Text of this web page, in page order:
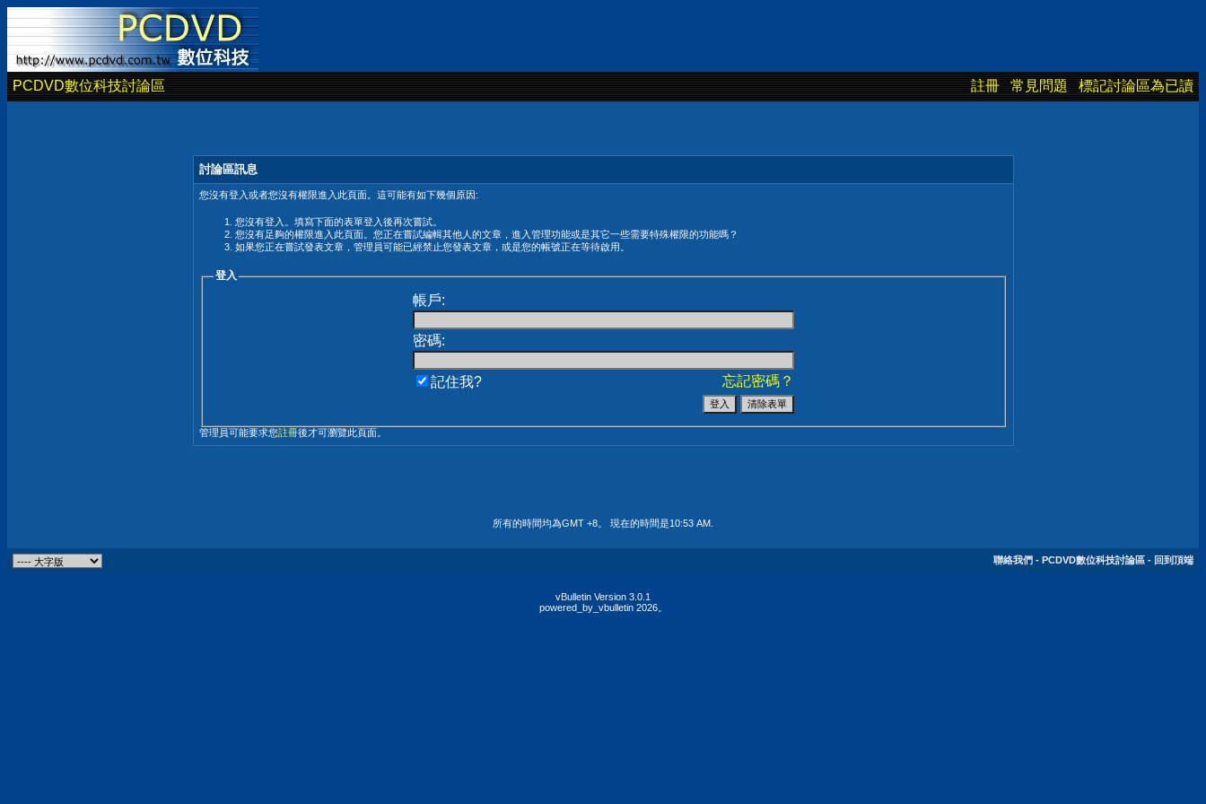
PCDVD數位科技討論區 註冊 常見問題 標記討論區為已讀
討論區訊息
您沒有登入或者您沒有權限進入此頁面。這可能有如下幾個原因:
您沒有登入。填寫下面的表單登入後再次嘗試。
您沒有足夠的權限進入此頁面。您正在嘗試編輯其他人的文章，進入管理功能或是其它一些需要特殊權限的功能嗎？
如果您正在嘗試發表文章，管理員可能已經禁止您發表文章，或是您的帳號正在等待啟用。
登入
帳戶:
密碼:
忘記密碼？
記住我?
管理員可能要求您註冊後才可瀏覽此頁面。
所有的時間均為GMT +8。 現在的時間是10:53 AM
聯絡我們 - PCDVD數位科技討論區 - 回到頂端
vBulletin Version 3.0.1
powered_by_vbulletin 2026。